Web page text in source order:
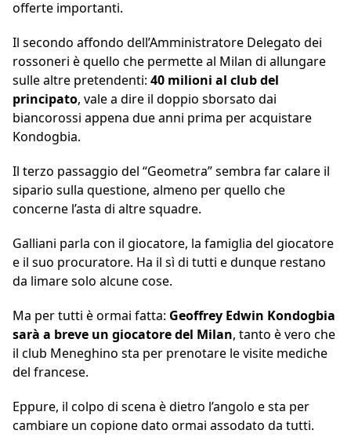
offerte importanti.
Il secondo affondo dell’Amministratore Delegato dei
rossoneri è quello che permette al Milan di allungare
sulle altre pretendenti: 40 milioni al club del
principato, vale a dire il doppio sborsato dai
biancorossi appena due anni prima per acquistare
Kondogbia.
Il terzo passaggio del “Geometra” sembra far calare il
sipario sulla questione, almeno per quello che
concerne l’asta di altre squadre.
Galliani parla con il giocatore, la famiglia del giocatore
e il suo procuratore. Ha il sì di tutti e dunque restano
da limare solo alcune cose.
Ma per tutti è ormai fatta: Geoffrey Edwin Kondogbia
sarà a breve un giocatore del Milan, tanto è vero che
il club Meneghino sta per prenotare le visite mediche
del francese.
Eppure, il colpo di scena è dietro l’angolo e sta per
cambiare un copione dato ormai assodato da tutti.